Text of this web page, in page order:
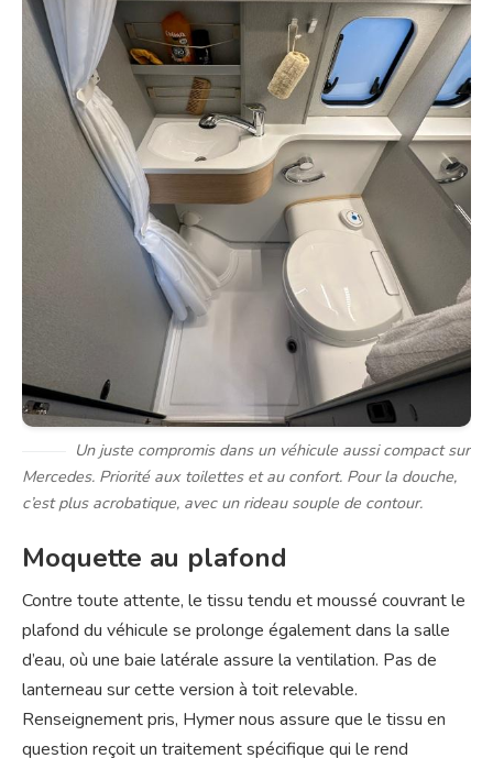
Un juste compromis dans un véhicule aussi compact sur
Mercedes. Priorité aux toilettes et au confort. Pour la douche,
c’est plus acrobatique, avec un rideau souple de contour.
Moquette au plafond
Contre toute attente, le tissu tendu et moussé couvrant le
plafond du véhicule se prolonge également dans la salle
d’eau, où une baie latérale assure la ventilation. Pas de
lanterneau sur cette version à toit relevable.
Renseignement pris, Hymer nous assure que le tissu en
question reçoit un traitement spécifique qui le rend